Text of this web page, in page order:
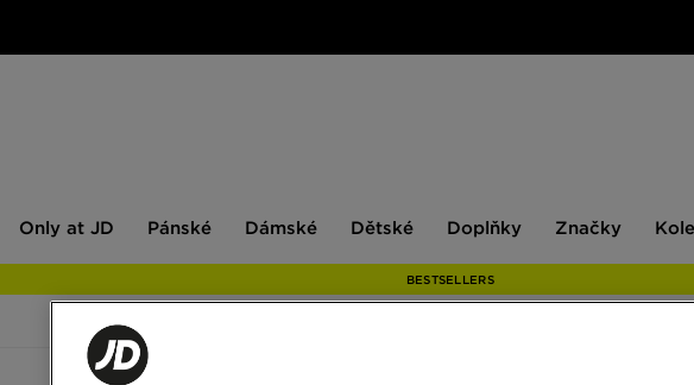
JD
Only at JD Pánské Dámské Dětské Doplňky Značky
BESTSELLERS